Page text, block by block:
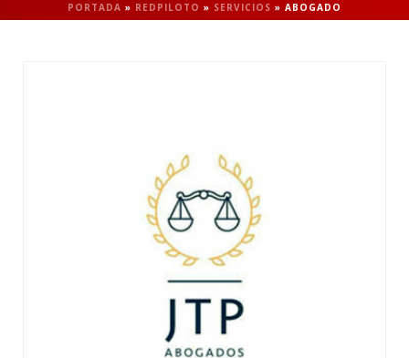
PORTADA » REDPILOTO » SERVICIOS » ABOGADO